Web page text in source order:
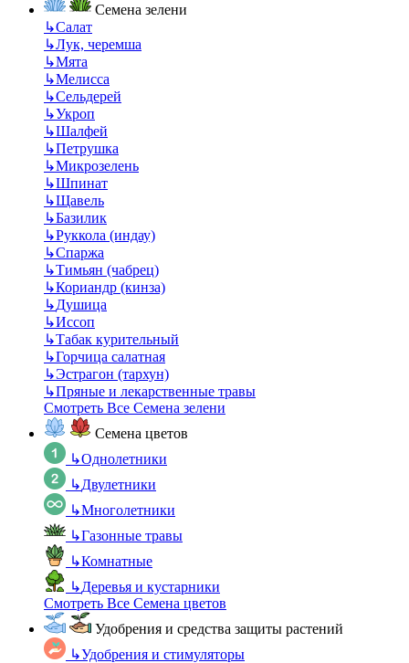
Семена зелени
↳Салат
↳Лук, черемша
↳Мята
↳Мелисса
↳Сельдерей
↳Укроп
↳Шалфей
↳Петрушка
↳Микрозелень
↳Шпинат
↳Щавель
↳Базилик
↳Руккола (индау)
↳Спаржа
↳Тимьян (чабрец)
↳Кориандр (кинза)
↳Душица
↳Иссоп
↳Табак курительный
↳Горчица салатная
↳Эстрагон (тархун)
↳Пряные и лекарственные травы
Смотреть Все Семена зелени
Семена цветов
↳Однолетники
↳Двулетники
↳Многолетники
↳Газонные травы
↳Комнатные
↳Деревья и кустарники
Смотреть Все Семена цветов
Удобрения и средства защиты растений
↳Удобрения и стимуляторы